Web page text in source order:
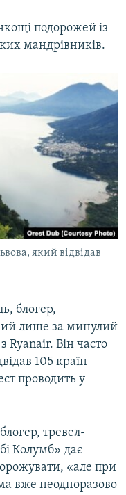
подорожей із
мандрівників.
який відвідав
блогер,
лише за минулий
Ryanair. Він часто
105 країн
проводить у
тревел-
Колумб» дає
«але при
вже неодноразово